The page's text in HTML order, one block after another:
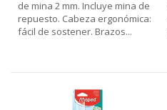
de mina 2 mm. Incluye mina de
repuesto. Cabeza ergonómica:
fácil de sostener. Brazos...